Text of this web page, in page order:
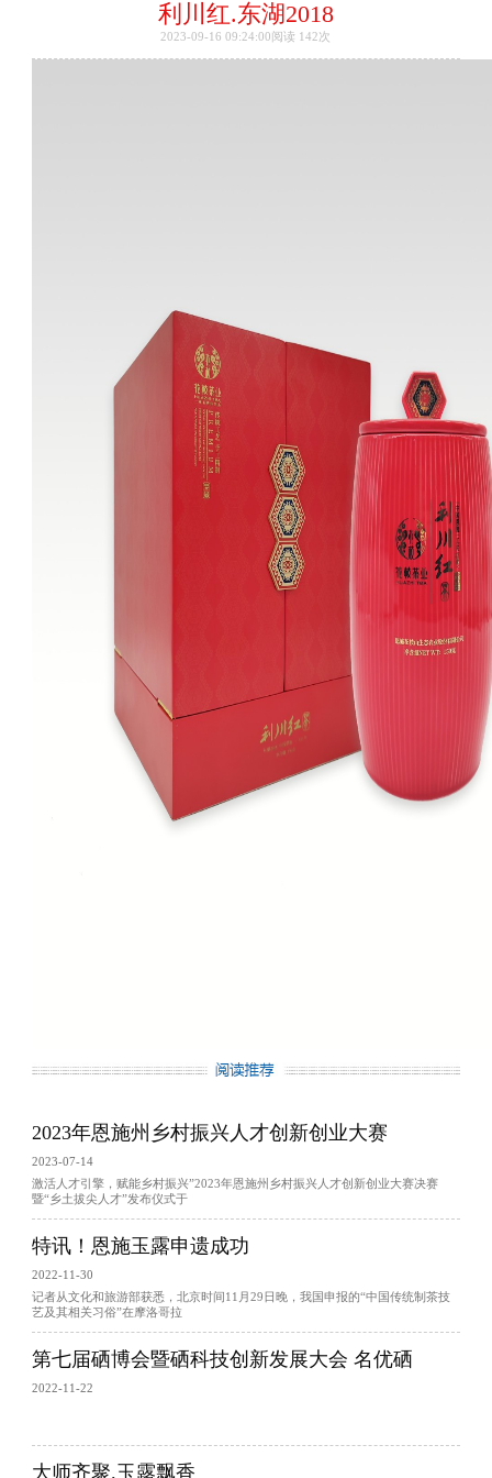
利川红.东湖2018
2023-09-16 09:24:00阅读 142次
2023年恩施州乡村振兴人才创新创业大赛
2023-07-14
激活人才引擎，赋能乡村振兴”2023年恩施州乡村振兴人才创新创业大赛决赛
暨“乡土拔尖人才”发布仪式于
特讯！恩施玉露申遗成功
2022-11-30
记者从文化和旅游部获悉，北京时间11月29日晚，我国申报的“中国传统制茶技
艺及其相关习俗”在摩洛哥拉
第七届硒博会暨硒科技创新发展大会 名优硒
2022-11-22
大师齐聚.玉露飘香